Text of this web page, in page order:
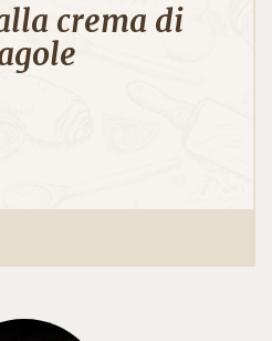
crema di